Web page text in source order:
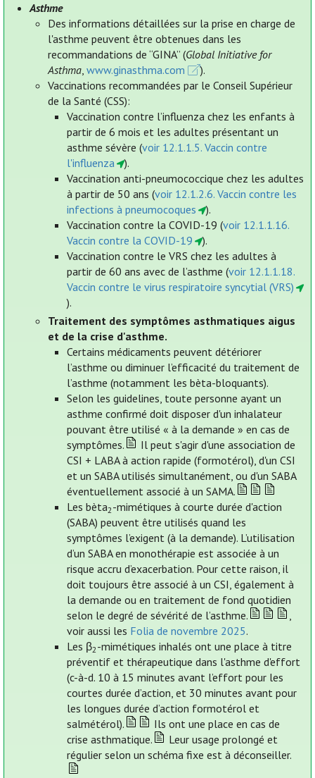
Asthme
Des informations détaillées sur la prise en charge de
l'asthme peuvent être obtenues dans les
recommandations de “GINA” (Global Initiative for
Asthma,www.ginasthma.com
).
Vaccinations recommandées par le Conseil Supérieur
de la Santé (CSS):
Vaccination contre l’influenza chez les enfants à
partir de 6 mois et les adultes présentant un
asthme sévère (voir 12.1.1.5. Vaccin contre
l'influenza
).
Vaccination anti-pneumococcique chez les adultes
à partir de 50 ans (voir 12.1.2.6. Vaccin contre les
infections à pneumocoques
).
Vaccination contre la COVID-19 (voir 12.1.1.16.
Vaccin contre la COVID-19
).
Vaccination contre le VRS chez les adultes à
partir de 60 ans avec de l’asthme (voir 12.1.1.18.
Vaccin contre le virus respiratoire syncytial (VRS)
).
Traitement des symptômes asthmatiques aigus
et de la crise d'asthme.
Certains médicaments peuvent détériorer
l’asthme ou diminuer l’efficacité du traitement de
l’asthme (notamment les bèta-bloquants).
Selon les guidelines, toute personne ayant un
asthme confirmé doit disposer d'un inhalateur
pouvant être utilisé « à la demande » en cas de
symptômes.
Il peut s'agir d'une association de
CSI + LABA à action rapide (formotérol), d'un CSI
et un SABA utilisés simultanément, ou d'un SABA
éventuellement associé à un SAMA.
Les bèta2-mimétiques à courte durée d'action
(SABA) peuvent être utilisés quand les
symptômes l’exigent (à la demande). L’utilisation
d’un SABA en monothérapie est associée à un
risque accru d’exacerbation. Pour cette raison, il
doit toujours être associé à un CSI, également à
la demande ou en traitement de fond quotidien
selon le degré de sévérité de l’asthme.
,
voir aussi les Folia de novembre 2025.
Les β2-mimétiques inhalés ont une place à titre
préventif et thérapeutique dans l'asthme d'effort
(c-à-d. 10 à 15 minutes avant l’effort pour les
courtes durée d’action, et 30 minutes avant pour
les longues durée d’action formotérol et
salmétérol).
Ils ont une place en cas de
crise asthmatique.
Leur usage prolongé et
régulier selon un schéma fixe est à déconseiller.